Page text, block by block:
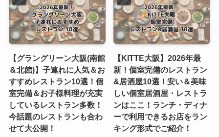
【グラングリーン大阪(南館
＆北館)】子連れに人気＆お
すすめレストラン10選！個
室完備＆お子様料理が充実
しているレストラン多数！
今話題のレストランも合わ
せて大公開！
【KITTE大阪】2026年最
新！個室完備のレストラン
&居酒屋10選！安い＆美味
しい個室居酒屋・レストラ
ンはここ！ランチ・ディナ
ーで利用できるお店をラン
キング形式でご紹介！